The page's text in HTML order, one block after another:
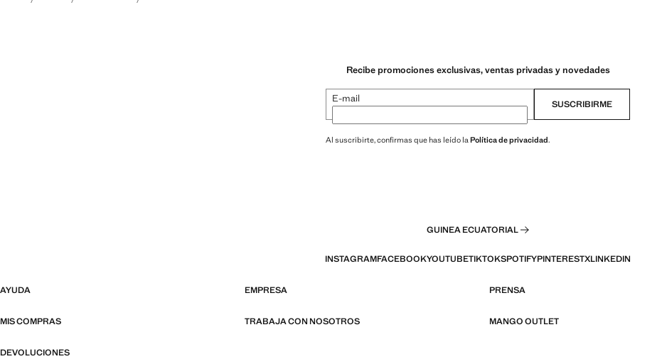
Recibe promociones exclusivas, ventas privadas y novedades
E-mail SUSCRIBIRME
Al suscribirte, confirmas que has leído laPolítica de privacidad.
GUINEA ECUATORIAL
INSTAGRAMFACEBOOKYOUTUBETIKTOKSPOTIFYPINTERESTXLINKEDIN
AYUDA EMPRESA PRENSA
MIS COMPRAS TRABAJA CON NOSOTROS MANGO OUTLET
DEVOLUCIONES